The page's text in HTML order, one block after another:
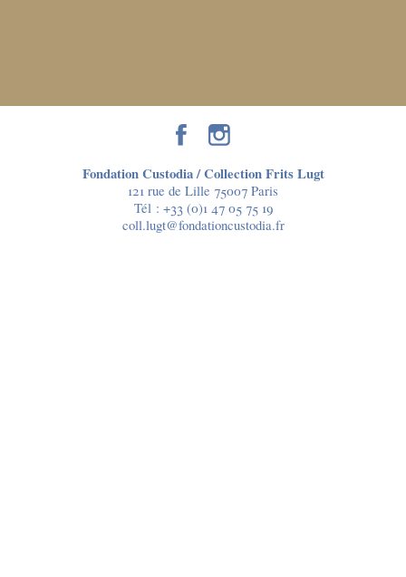
Fondation Custodia / Collection Frits Lugt
121 rue de Lille 75007 Paris
Tél : +33 (0)1 47 05 75 19
coll.lugt@fondationcustodia.fr